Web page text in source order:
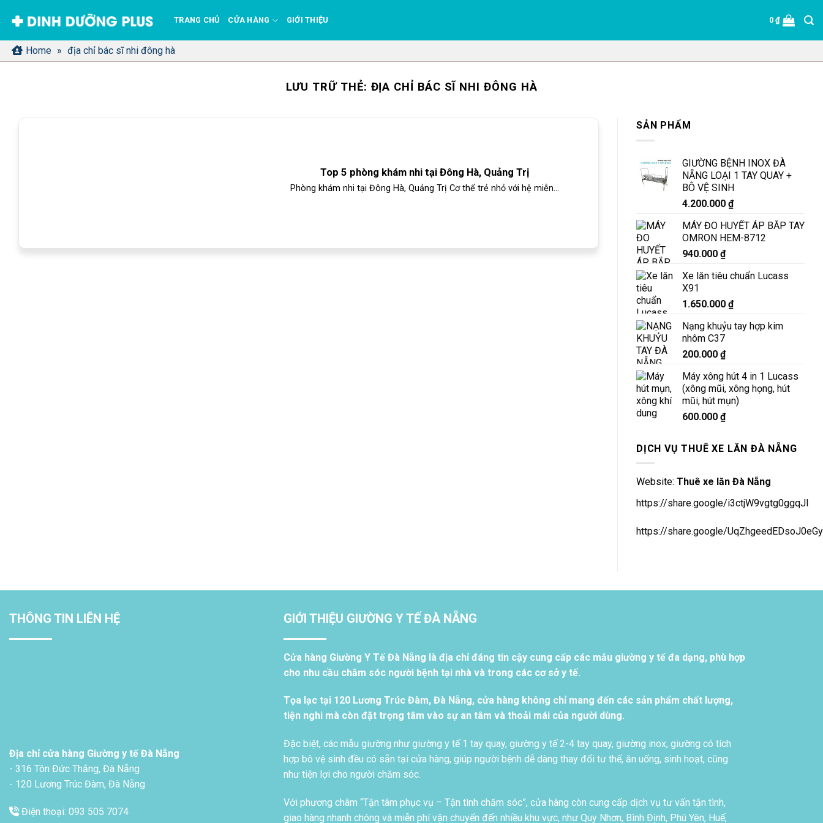
qua
nội
dung
TRANG CHỦ CỬA HÀNG GIỚI THIỆU 0₫
Home » địa chỉ bác sĩ nhi đông hà
LƯU TRỮ THẺ: ĐỊA CHỈ BÁC SĨ NHI ĐÔNG HÀ
Top 5 phòng khám nhi tại Đông Hà, Quảng Trị
Phòng khám nhi tại Đông Hà, Quảng Trị Cơ thể trẻ nhỏ với hệ miễn...
SẢN PHẨM
GIƯỜNG BỆNH INOX ĐÀ
NẴNG LOẠI 1 TAY QUAY +
BÔ VỆ SINH
4.200.000 ₫
MÁY ĐO HUYẾT ÁP BẮP TAY
OMRON HEM-8712
940.000 ₫
Xe lăn tiêu chuẩn Lucass
X91
1.650.000 ₫
Nạng khuỷu tay hợp kim
nhôm C37
200.000 ₫
Máy xông hút 4 in 1 Lucass
(xông mũi, xông họng, hút
mũi, hút mụn)
600.000 ₫
DỊCH VỤ THUÊ XE LĂN ĐÀ NẴNG
Website: Thuê xe lăn Đà Nẵng
https://share.google/i3ctjW9vgtg0ggqJl
https://share.google/UqZhgeedEDsoJ0eGy
THÔNG TIN LIÊN HỆ
Địa chỉ cửa hàng Giường y tế Đà Nẵng
- 316 Tôn Đức Thắng, Đà Nẵng
- 120 Lương Trúc Đàm, Đà Nẵng
Điện thoại: 093 505 7074
GIỚI THIỆU GIƯỜNG Y TẾ ĐÀ NẴNG
Cửa hàng Giường Y Tế Đà Nẵng là địa chỉ đáng tin cậy cung cấp các mẫu giường y tế đa dạng, phù hợp
cho nhu cầu chăm sóc người bệnh tại nhà và trong các cơ sở y tế.
Tọa lạc tại 120 Lương Trúc Đàm, Đà Nẵng, cửa hàng không chỉ mang đến các sản phẩm chất lượng,
tiện nghi mà còn đặt trọng tâm vào sự an tâm và thoải mái của người dùng.
Đặc biệt, các mẫu giường như giường y tế 1 tay quay, giường y tế 2-4 tay quay, giường inox, giường có tích
hợp bô vệ sinh đều có sẵn tại cửa hàng, giúp người bệnh dễ dàng thay đổi tư thế, ăn uống, sinh hoạt, cũng
như tiện lợi cho người chăm sóc.
Với phương châm “Tận tâm phục vụ – Tận tình chăm sóc”, cửa hàng còn cung cấp dịch vụ tư vấn tận tình,
giao hàng nhanh chóng và miễn phí vận chuyển đến nhiều khu vực, như Quy Nhơn, Bình Định, Phú Yên, Huế,